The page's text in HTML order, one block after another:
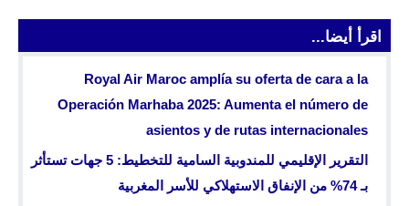
اقرأ أيضا...
Royal Air Maroc amplía su oferta de cara a la
Operación Marhaba 2025: Aumenta el número de
asientos y de rutas internacionales
التقرير الإقليمي للمندوبية السامية للتخطيط: 5 جهات تستأثر
بـ 74% من الإنفاق الاستهلاكي للأسر المغربية